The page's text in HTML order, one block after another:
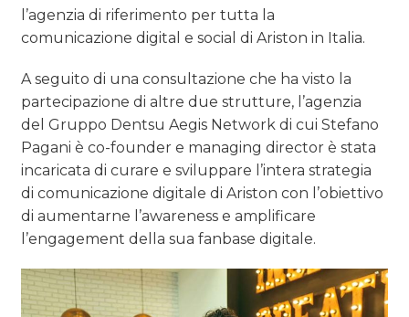
OPINIONI
l’agenzia di riferimento per tutta la
comunicazione digital e social di Ariston in Italia.
A seguito di una consultazione che ha visto la
partecipazione di altre due strutture, l’agenzia
del Gruppo Dentsu Aegis Network di cui Stefano
Pagani è co-founder e managing director è stata
incaricata di curare e sviluppare l’intera strategia
di comunicazione digitale di Ariston con l’obiettivo
di aumentarne l’awareness e amplificare
l’engagement della sua fanbase digitale.